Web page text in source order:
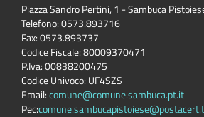
Piazza Sandro Pertini, 1 - Sambuca
Telefono: 0573.893716
Fax: 0573.893737
Codice Fiscale: 80009370471
P.Iva: 00838200475
Codice Univoco: UF4SZS
Email:comune@comune.sambuca.pt.it
Pec: